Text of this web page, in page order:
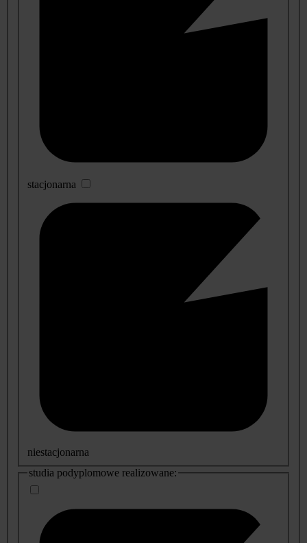
stacjonarna
niestacjonarna
studia podyplomowe realizowane: